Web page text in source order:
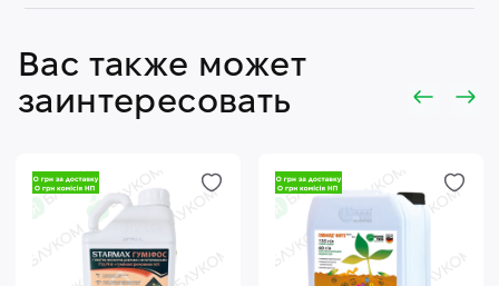
Вас также может
заинтересовать